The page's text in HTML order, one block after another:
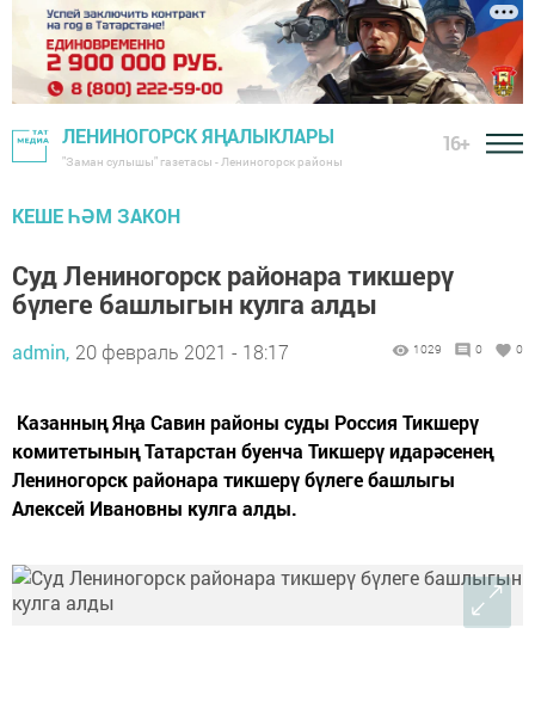
ЛЕНИНОГОРСК ЯҢАЛЫКЛАРЫ
"Заман сулышы" газетасы - Лениногорск районы
16+
КЕШЕ ҺӘМ ЗАКОН
Суд Лениногорск районара тикшерү
бүлеге башлыгын кулга алды
admin, 20 февраль 2021 - 18:17 1029 0 0
Казанның Яңа Савин районы суды Россия Тикшерү
комитетының Татарстан буенча Тикшерү идарәсенең
Лениногорск районара тикшерү бүлеге башлыгы
Алексей Ивановны кулга алды.